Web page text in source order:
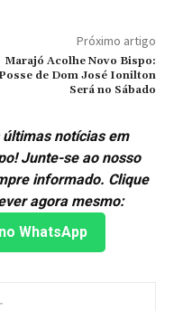
Próximo artigo
Marajó Acolhe Novo Bispo:
Posse de Dom José Ionilton
Será no Sábado
notícias em
Junte-se ao nosso
informado. Clique
agora mesmo:
WhatsApp